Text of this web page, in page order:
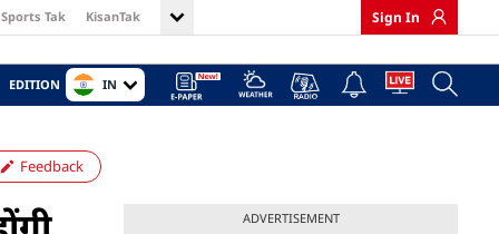
Sports Tak KisanTak Sign In
EDITION IN
Feedback
ADVERTISEMENT